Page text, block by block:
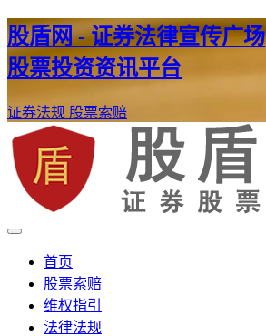
股盾网 - 证券法律宣传广场
股票投资资讯平台
证券法规 股票索赔
股盾网
证券股票维权网
首页
股票索赔
维权指引
法律法规